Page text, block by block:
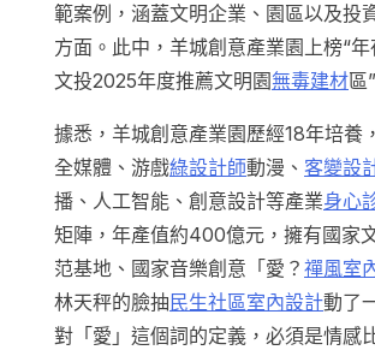
範案例，涵蓋文明企業、園區以及投
方面。此中，羊城創意產業園上榜“
文投2025年度推薦文明園無毒建材區
據悉，羊城創意產業園歷經18年培養
全媒體、游戲綠設計師動漫、 客變設
播、人工智能、創意設計等產業身心
矩陣，年產值約400億元，擁有國家
范基地、國家音樂創意「愛？ 禪風室
林天秤的臉抽 民生社區室內設計動了
對「愛」這個詞的定義，必須是情感